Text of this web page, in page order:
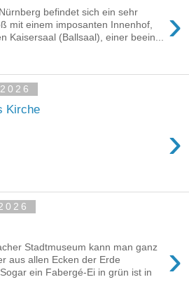
›
befindet sich ein sehr
mit einem imposanten Innenhof,
Kaisersaal (Ballsaal), einer beein...
Kirche
›
›
Stadtmuseum kann man ganz
aus allen Ecken der Erde
ein Fabergé-Ei in grün ist in